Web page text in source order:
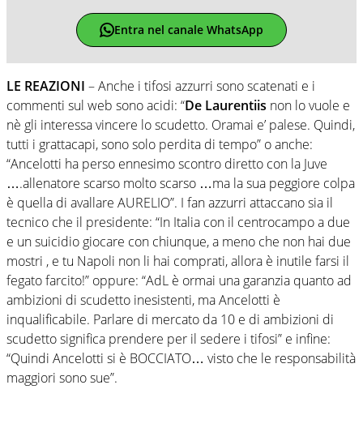
Entra nel canale WhatsApp
LE REAZIONI – Anche i tifosi azzurri sono scatenati e i
commenti sul web sono acidi: “De Laurentiis non lo vuole e
nè gli interessa vincere lo scudetto. Oramai e’ palese. Quindi,
tutti i grattacapi, sono solo perdita di tempo” o anche:
“Ancelotti ha perso ennesimo scontro diretto con la Juve
….allenatore scarso molto scarso …ma la sua peggiore colpa
è quella di avallare AURELIO”. I fan azzurri attaccano sia il
tecnico che il presidente: “In Italia con il centrocampo a due
e un suicidio giocare con chiunque, a meno che non hai due
mostri , e tu Napoli non li hai comprati, allora è inutile farsi il
fegato farcito!” oppure: “AdL è ormai una garanzia quanto ad
ambizioni di scudetto inesistenti, ma Ancelotti è
inqualificabile. Parlare di mercato da 10 e di ambizioni di
scudetto significa prendere per il sedere i tifosi” e infine:
“Quindi Ancelotti si è BOCCIATO… visto che le responsabilità
maggiori sono sue”.